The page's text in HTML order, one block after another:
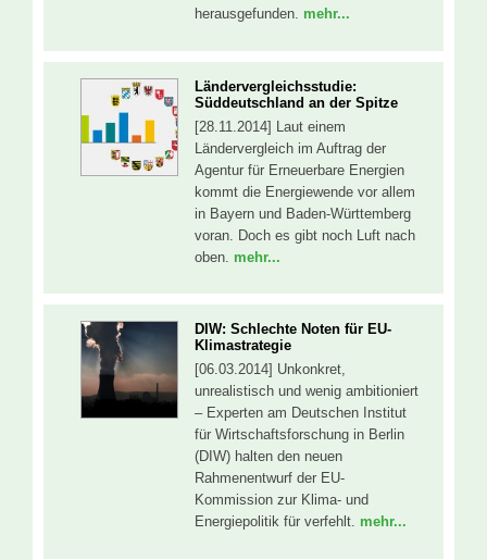
herausgefunden. mehr...
Ländervergleichsstudie:
Süddeutschland an der Spitze
[28.11.2014] Laut einem
Ländervergleich im Auftrag der
Agentur für Erneuerbare Energien
kommt die Energiewende vor allem
in Bayern und Baden-Württemberg
voran. Doch es gibt noch Luft nach
oben. mehr...
DIW: Schlechte Noten für EU-
Klimastrategie
[06.03.2014] Unkonkret,
unrealistisch und wenig ambitioniert
– Experten am Deutschen Institut
für Wirtschaftsforschung in Berlin
(DIW) halten den neuen
Rahmenentwurf der EU-
Kommission zur Klima- und
Energiepolitik für verfehlt. mehr...